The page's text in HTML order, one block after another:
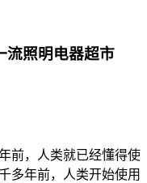
流照明电器超市
前，人类就已经懂得使
多年前，人类开始使用